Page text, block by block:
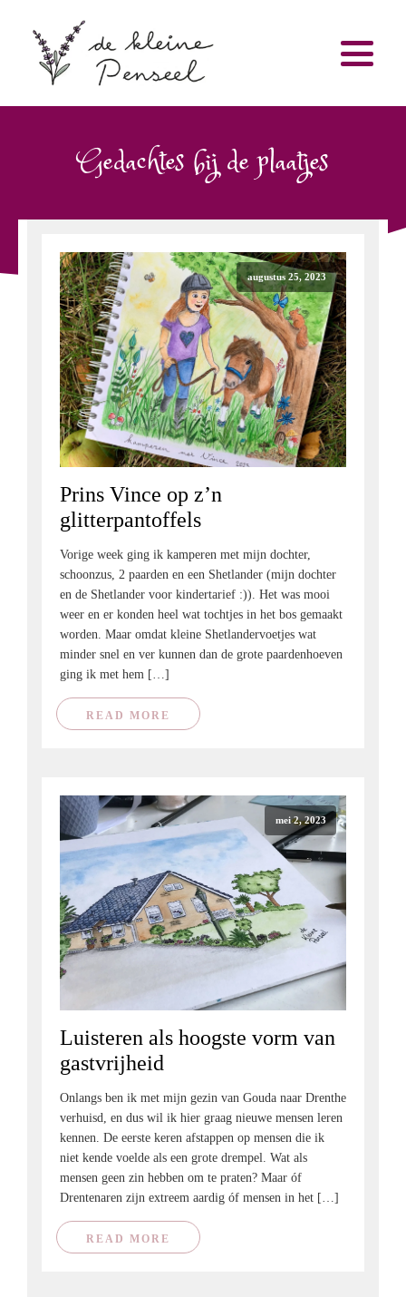
Gedachtes bij de plaatjes
augustus 25, 2023
Prins Vince op z’n
glitterpantoffels
Vorige week ging ik kamperen met mijn dochter,
schoonzus, 2 paarden en een Shetlander (mijn dochter
en de Shetlander voor kindertarief :)). Het was mooi
weer en er konden heel wat tochtjes in het bos gemaakt
worden. Maar omdat kleine Shetlandervoetjes wat
minder snel en ver kunnen dan de grote paardenhoeven
ging ik met hem […]
READ MORE
mei 2, 2023
Luisteren als hoogste vorm van
gastvrijheid
Onlangs ben ik met mijn gezin van Gouda naar Drenthe
verhuisd, en dus wil ik hier graag nieuwe mensen leren
kennen. De eerste keren afstappen op mensen die ik
niet kende voelde als een grote drempel. Wat als
mensen geen zin hebben om te praten? Maar óf
Drentenaren zijn extreem aardig óf mensen in het […]
READ MORE